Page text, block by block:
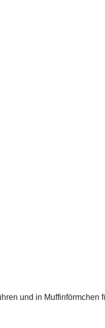
und in Muffinförmchen